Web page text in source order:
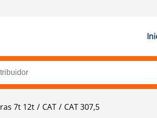
7t 12t CAT CAT 307,5